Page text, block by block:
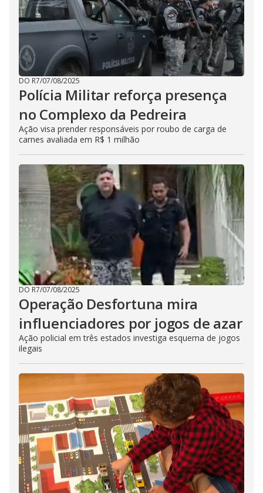
DO R7/07/08/2025
Polícia Militar reforça presença
no Complexo da Pedreira
Ação visa prender responsáveis por roubo de carga de
carnes avaliada em R$ 1 milhão
DO R7/07/08/2025
Operação Desfortuna mira
influenciadores por jogos de azar
Ação policial em três estados investiga esquema de jogos
ilegais